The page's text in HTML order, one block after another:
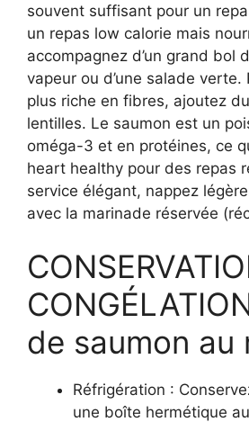
souvent suffisant pour un
un repas low calorie mais
accompagnez d’un grand bol
vapeur ou d’une salade verte.
plus riche en fibres, ajoutez
lentilles. Le saumon est un
oméga-3 et en protéines, ce
heart healthy pour des repas
service élégant, nappez
avec la marinade réservée
de saumon au
Réfrigération :
une boîte hermétique